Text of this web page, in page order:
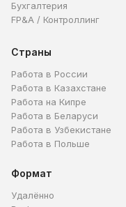
Бухгалтерия
FP&A / Контроллинг
Страны
Работа в России
Работа в Казахстане
Работа на Кипре
Работа в Беларуси
Работа в Узбекистане
Работа в Польше
Формат
Удалённо